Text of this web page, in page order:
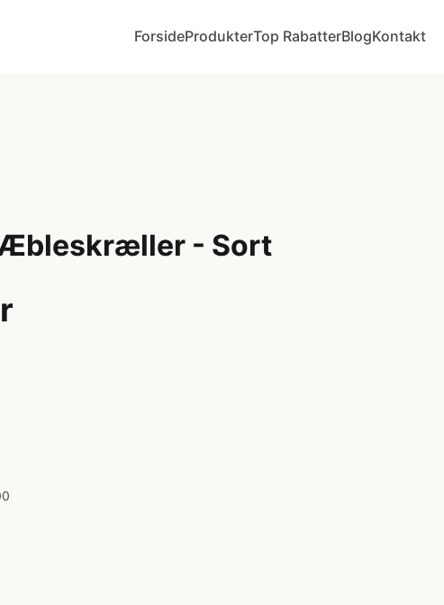
ForsideProdukterTop RabatterBlogKontakt
- Sort